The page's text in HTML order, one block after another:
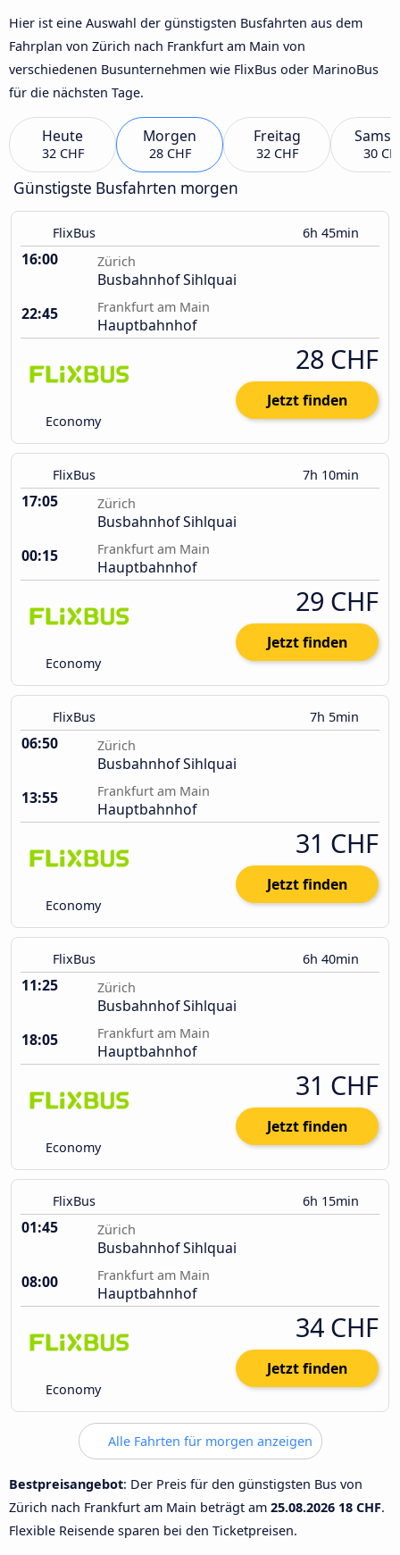
Hier ist eine Auswahl der günstigsten Busfahrten aus dem
Fahrplan von Zürich nach Frankfurt am Main von
verschiedenen Busunternehmen wie FlixBus oder MarinoBus
für die nächsten Tage.
Heute
32 CHF
Morgen
28 CHF
Freitag
32 CHF 30
Günstigste Busfahrten morgen
FlixBus 6h 45min
16:00 Zürich
Busbahnhof Sihlquai
22:45
Frankfurt am Main
Hauptbahnhof
Economy
28 CHF
Jetzt finden
FlixBus 7h 10min
17:05 Zürich
Busbahnhof Sihlquai
00:15
Frankfurt am Main
Hauptbahnhof
Economy
29 CHF
Jetzt finden
FlixBus 7h 5min
06:50 Zürich
Busbahnhof Sihlquai
13:55
Frankfurt am Main
Hauptbahnhof
Economy
31 CHF
Jetzt finden
FlixBus 6h 40min
11:25 Zürich
Busbahnhof Sihlquai
18:05
Frankfurt am Main
Hauptbahnhof
Economy
31 CHF
Jetzt finden
FlixBus 6h 15min
01:45 Zürich
Busbahnhof Sihlquai
08:00
Frankfurt am Main
Hauptbahnhof
Economy
34 CHF
Jetzt finden
Alle Fahrten für morgen anzeigen
Bestpreisangebot: Der Preis für den günstigsten Bus von
Zürich nach Frankfurt am Main beträgt am 25.08.2026 18 CHF.
Flexible Reisende sparen bei den Ticketpreisen.